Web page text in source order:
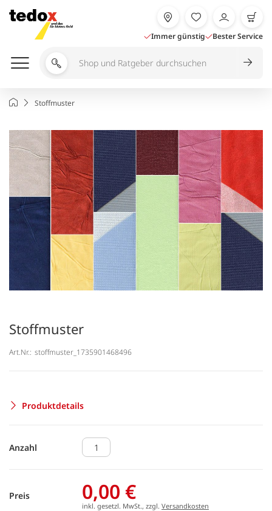
Inhalt
springen
Immer günstig Bester Service
Shop
Ratgeber
StartseiteStoffmuster
Stoffmuster
Art.Nr.: stoffmuster_1735901468496
Produktdetails
Anzahl
Preis 0,00 €
inkl. gesetzl. MwSt., zzgl. Versandkosten